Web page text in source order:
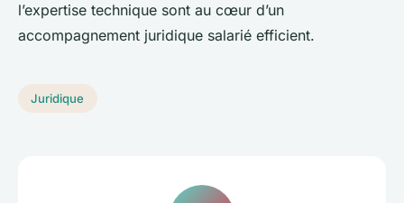
l’expertise technique sont au cœur d’un
accompagnement juridique salarié efficient.
Juridique